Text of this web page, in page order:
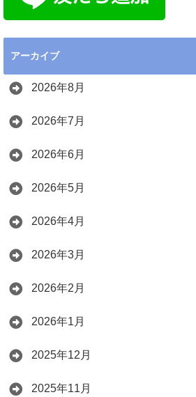
アーカイブ
2026年8月
2026年7月
2026年6月
2026年5月
2026年4月
2026年3月
2026年2月
2026年1月
2025年12月
2025年11月